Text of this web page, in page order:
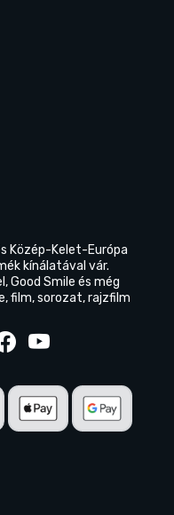
Közép-Kelet-Európa
kínálatával vár.
Good Smile és még
film, sorozat, rajzfilm